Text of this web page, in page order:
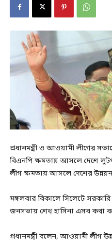
প্রধানমন্ত্রী ও আওয়ামী লীগের
বিএনপি ক্ষমতায় আসলে দেশে
লীগ ক্ষমতায় আসলে দেশের
মঙ্গলবার বিকালে সিলেটে
জনসভায় শেখ হাসিনা এসব কথা
প্রধানমন্ত্রী বলেন, আওয়ামী লীগ